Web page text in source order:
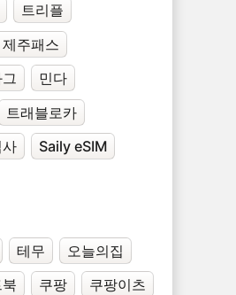
트리플
제주패스
민다
트래블로카
Saily eSIM
테무
오늘의집
쿠팡
쿠팡이츠